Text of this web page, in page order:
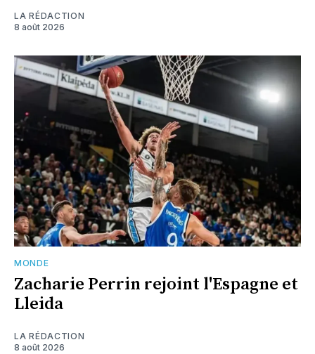
LA RÉDACTION
8 août 2026
MONDE
Zacharie Perrin rejoint l'Espagne et
Lleida
LA RÉDACTION
8 août 2026